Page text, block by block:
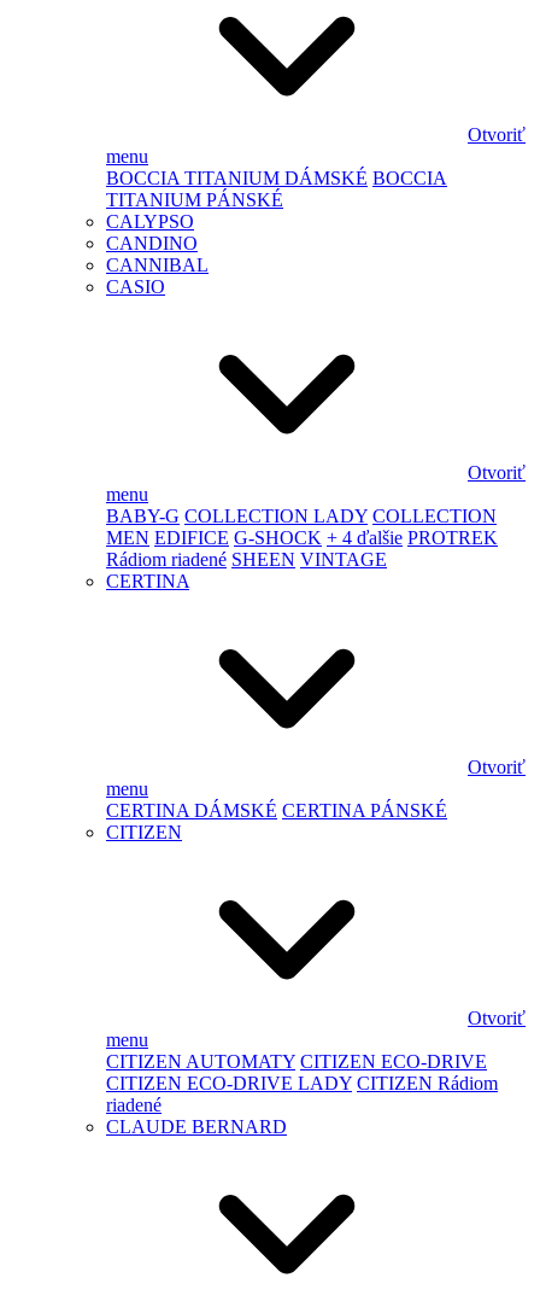
Otvoriť
menu
BOCCIA TITANIUM DÁMSKÉ BOCCIA
TITANIUM PÁNSKÉ
CALYPSO
CANDINO
CANNIBAL
CASIO
Otvoriť
menu
BABY-G COLLECTION LADY COLLECTION
MEN EDIFICE G-SHOCK + 4 ďalšie PROTREK
Rádiom riadené SHEEN VINTAGE
CERTINA
Otvoriť
menu
CERTINA DÁMSKÉ CERTINA PÁNSKÉ
CITIZEN
Otvoriť
menu
CITIZEN AUTOMATY CITIZEN ECO-DRIVE
CITIZEN ECO-DRIVE LADY CITIZEN Rádiom
riadené
CLAUDE BERNARD